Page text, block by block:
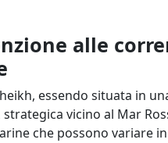
alle
essendo situata in
vicino al Mar
che possono variare